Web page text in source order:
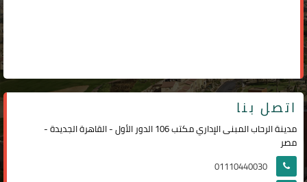
اتصل بنا
مدينة الرحاب المبنى الإداري مكتب 106 الدور الأول - القاهرة الجديدة -
مصر
01110440030